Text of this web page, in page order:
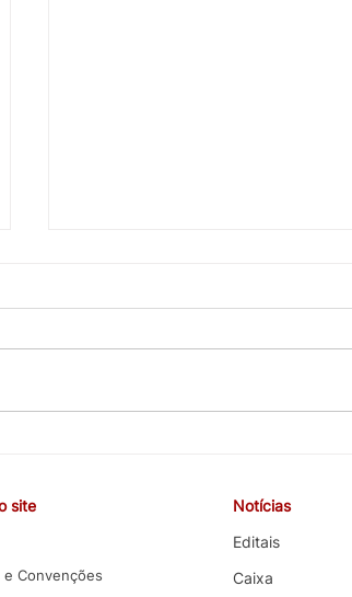
de trabalho em negociação
com o Banco do Brasil
site
Convenções
Notícias
Editais
Caixa